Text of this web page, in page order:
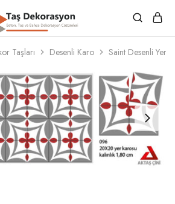
Taşları Desenli Karo Saint Desenli Yer